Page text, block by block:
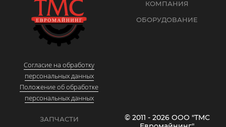
Согласие на обработку
персональных данных
Положение об обработке
персональных данных
КОМПАНИЯ
ОБОРУДОВАНИЕ
ЗАПЧАСТИ
© 2011 - 2026 ООО "ТМС